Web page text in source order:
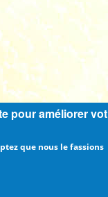
pour améliorer
que nous le fassions